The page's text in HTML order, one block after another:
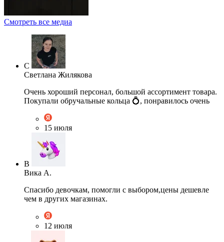
Смотреть все медиа
С
Светлана Жилякова
Очень хороший персонал, большой ассортимент товара.
Покупали обручальные кольца 💍, понравилось очень
15 июля
В
Вика А.
Спасибо девочкам, помогли с выбором,цены дешевле
чем в других магазинах.
12 июля